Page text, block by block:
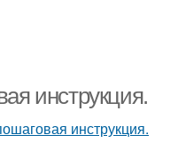
инструкция.